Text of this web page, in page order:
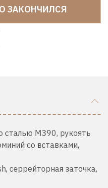
ЗАКОНЧИЛСЯ
сталью M390, рукоять
со вставками,
серрейторная заточка,